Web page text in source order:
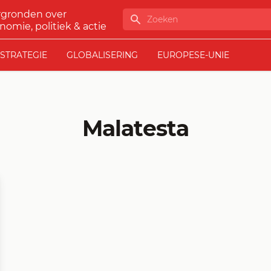
over
politiek & actie
Zoeken
STRATEGIE GLOBALISERING EUROPESE-UNIE
Malatesta